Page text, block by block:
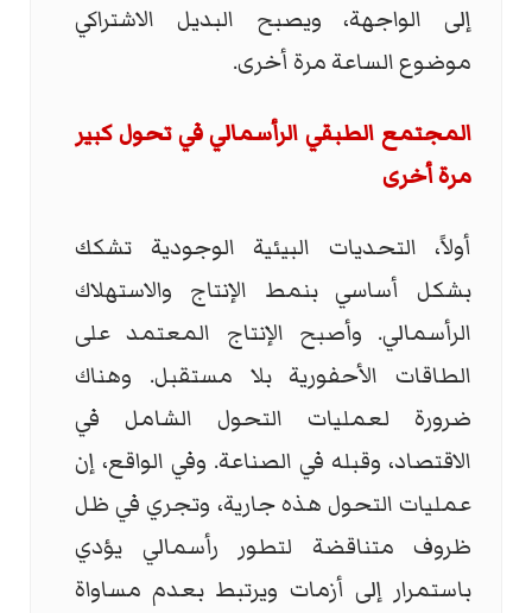
إلى الواجهة، ويصبح البديل الاشتراكي
موضوع الساعة مرة أخرى.
المجتمع الطبقي الرأسمالي في تحول كبير
مرة أخرى
أولاً، التحديات البيئية الوجودية تشكك
بشكل أساسي بنمط الإنتاج والاستهلاك
الرأسمالي. وأصبح الإنتاج المعتمد على
الطاقات الأحفورية بلا مستقبل. وهناك
ضرورة لعمليات التحول الشامل في
الاقتصاد، وقبله في الصناعة. وفي الواقع، إن
عمليات التحول هذه جارية، وتجري في ظل
ظروف متناقضة لتطور رأسمالي يؤدي
باستمرار إلى أزمات ويرتبط بعدم مساواة